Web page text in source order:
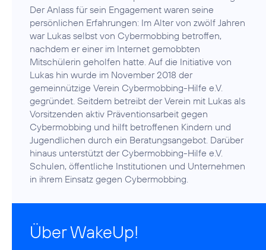
Der Anlass für sein Engagement waren seine
persönlichen Erfahrungen: Im Alter von zwölf Jahren
war Lukas selbst von Cybermobbing betroffen,
nachdem er einer im Internet gemobbten
Mitschülerin geholfen hatte. Auf die Initiative von
Lukas hin wurde im November 2018 der
gemeinnützige Verein Cybermobbing-Hilfe e.V.
gegründet. Seitdem betreibt der Verein mit Lukas als
Vorsitzenden aktiv Präventionsarbeit gegen
Cybermobbing und hilft betroffenen Kindern und
Jugendlichen durch ein Beratungsangebot. Darüber
hinaus unterstützt der Cybermobbing-Hilfe e.V.
Schulen, öffentliche Institutionen und Unternehmen
in ihrem Einsatz gegen Cybermobbing.
Über WakeUp!